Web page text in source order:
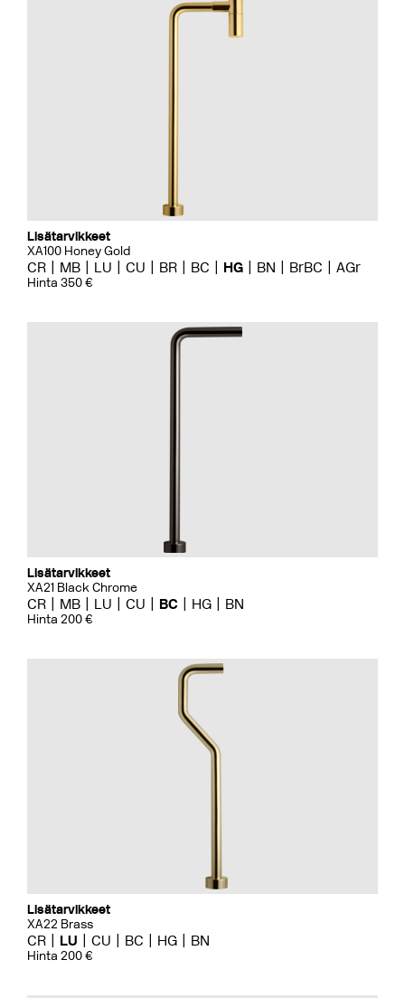
Lisätarvikkeet
XA100 Honey Gold
CR MB LU CU BR BC HG BN BrBC AGr
Hinta 350 €
Lisätarvikkeet
XA21 Black Chrome
CR MB LU CU BC HG BN
Hinta 200 €
Lisätarvikkeet
XA22 Brass
CR LU CU BC HG BN
Hinta 200 €